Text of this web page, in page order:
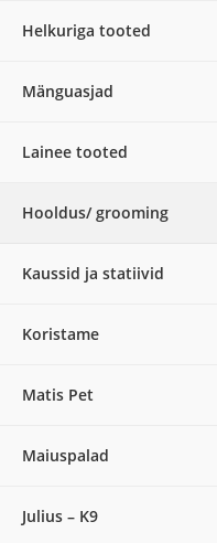
Helkuriga tooted
Mänguasjad
Lainee tooted
Hooldus/ grooming
Kaussid ja statiivid
Koristame
Matis Pet
Maiuspalad
Julius – K9